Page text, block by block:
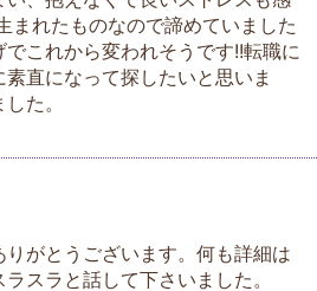
まれたものなので諦めていました
これから変われそうです!!転職に
直になって探したいと思いま
た。
がとうございます。何も詳細は
スラと話して下さいました。